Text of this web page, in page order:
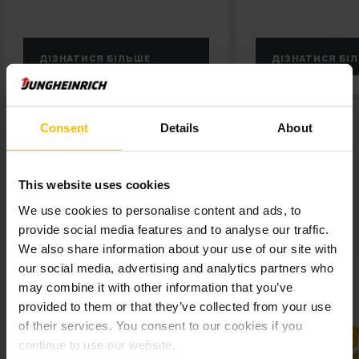
Consent Details About
This website uses cookies
We use cookies to personalise content and ads, to
provide social media features and to analyse our traffic.
We also share information about your use of our site with
our social media, advertising and analytics partners who
may combine it with other information that you’ve
provided to them or that they’ve collected from your use
of their services. You consent to our cookies if you
continue to use our website.
ДІЗНАТИСЯ БІЛЬШЕ ДІЗНАТИСЯ БІЛЬШЕ
Короткий огляд Atomic